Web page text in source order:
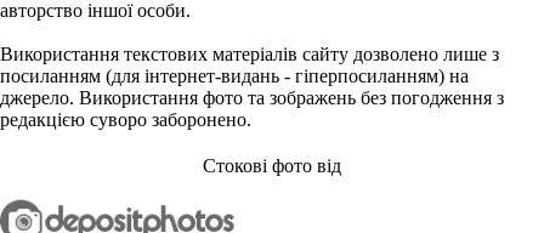
авторство іншої особи.
Використання текстових матеріалів сайту дозволено лише з
посиланням (для інтернет-видань - гіперпосиланням) на
джерело. Використання фото та зображень без погодження з
редакцією суворо заборонено.
Стокові фото від